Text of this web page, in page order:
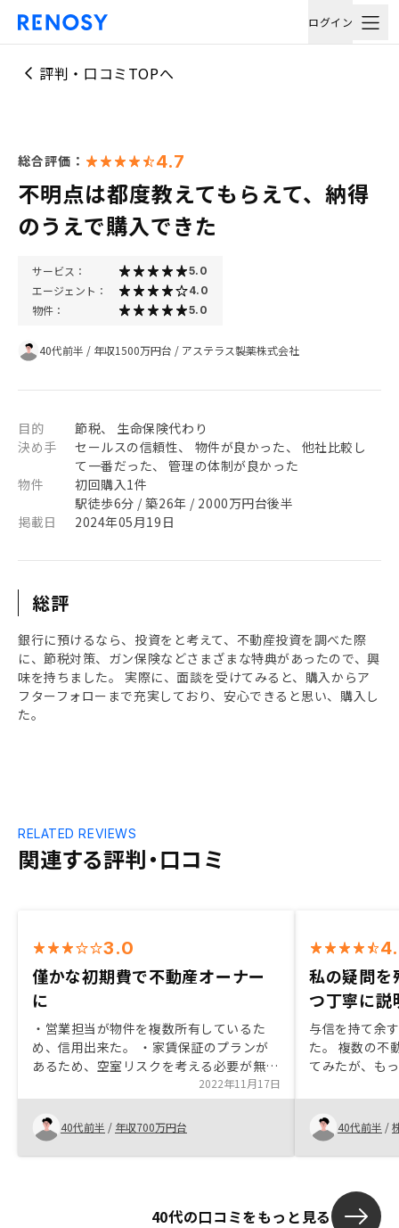
ログイン
評判・口コミTOPへ
総合評価： 4.7
不明点は都度教えてもらえて、納得
のうえで購入できた
サービス： 5.0
エージェント： 4.0
物件： 5.0
40代前半 / 年収1500万円台 / アステラス製薬株式会社
目的
節税、 生命保険代わり
決め手
セールスの信頼性、 物件が良かった、 他社比較し
て一番だった、 管理の体制が良かった
物件
初回購入1件
駅徒歩6分 / 築26年 / 2000万円台後半
掲載日
2024年05月19日
総評
銀行に預けるなら、投資をと考えて、不動産投資を調べた際
に、節税対策、ガン保険などさまざまな特典があったので、興
味を持ちました。 実際に、面談を受けてみると、購入からア
フターフォローまで充実しており、安心できると思い、購入し
た。
関連する評判・口コミ
RELATED REVIEWS
3.0
僅かな初期費で不動産オーナー
に
・営業担当が物件を複数所有しているた
め、信用出来た。 ・家賃保証のプランが
あるため、空室リスクを考える必要が無か
った。 ・物件を購入した社員は元々異な
る会社にいたが、転職して入社したと聞い
て、好感が持てた。
2022年11月17日
40代前半 / 年収700万円台
私の疑問を
つ丁寧に説
与信を持て余
た。 複数の不
てみたが、も
っていた確定
ポートしてく
40代前半 /
40代の口コミをもっと見る